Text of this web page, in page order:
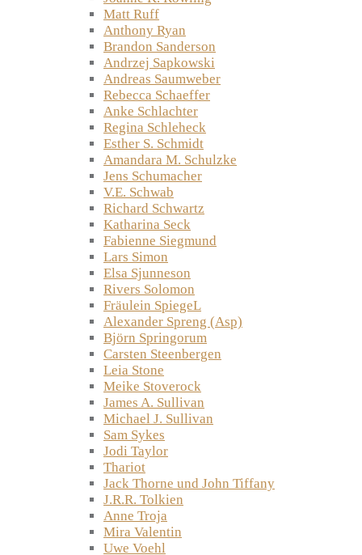
Matt Ruff
Anthony Ryan
Brandon Sanderson
Andrzej Sapkowski
Andreas Saumweber
Rebecca Schaeffer
Anke Schlachter
Regina Schleheck
Esther S. Schmidt
Amandara M. Schulzke
Jens Schumacher
V.E. Schwab
Richard Schwartz
Katharina Seck
Fabienne Siegmund
Lars Simon
Elsa Sjunneson
Rivers Solomon
Fräulein SpiegeL
Alexander Spreng (Asp)
Björn Springorum
Carsten Steenbergen
Leia Stone
Meike Stoverock
James A. Sullivan
Michael J. Sullivan
Sam Sykes
Jodi Taylor
Thariot
Jack Thorne und John Tiffany
J.R.R. Tolkien
Anne Troja
Mira Valentin
Uwe Voehl